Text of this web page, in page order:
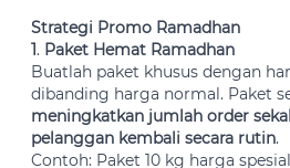
Strategi Promo Ramadhan
1. Paket Hemat Ramadhan
Buatlah paket khusus dengan
dibanding harga normal. Paket
meningkatkan jumlah order
pelanggan kembali secara rutin.
Contoh: Paket 10 kg harga